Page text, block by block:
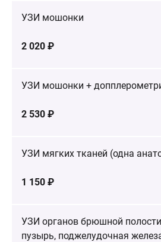
УЗИ мошонки
2 020 ₽
УЗИ мошонки +
2 530 ₽
УЗИ мягких тканей (одна
1 150 ₽
УЗИ органов брюшной
пузырь, поджелудочная